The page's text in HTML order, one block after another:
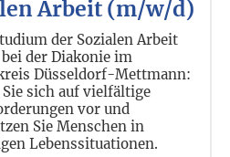
Arbeit (m/w/d)
der Sozialen Arbeit
der Diakonie im
Düsseldorf-Mettmann:
sich auf vielfältige
vor und
Sie Menschen in
Lebenssituationen.